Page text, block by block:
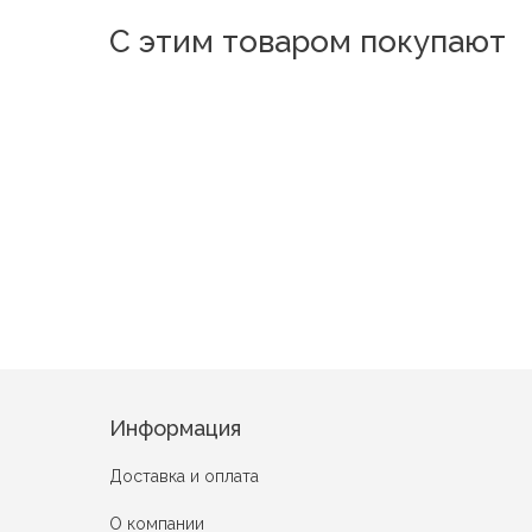
С этим товаром покупают
Информация
Доставка и оплата
О компании